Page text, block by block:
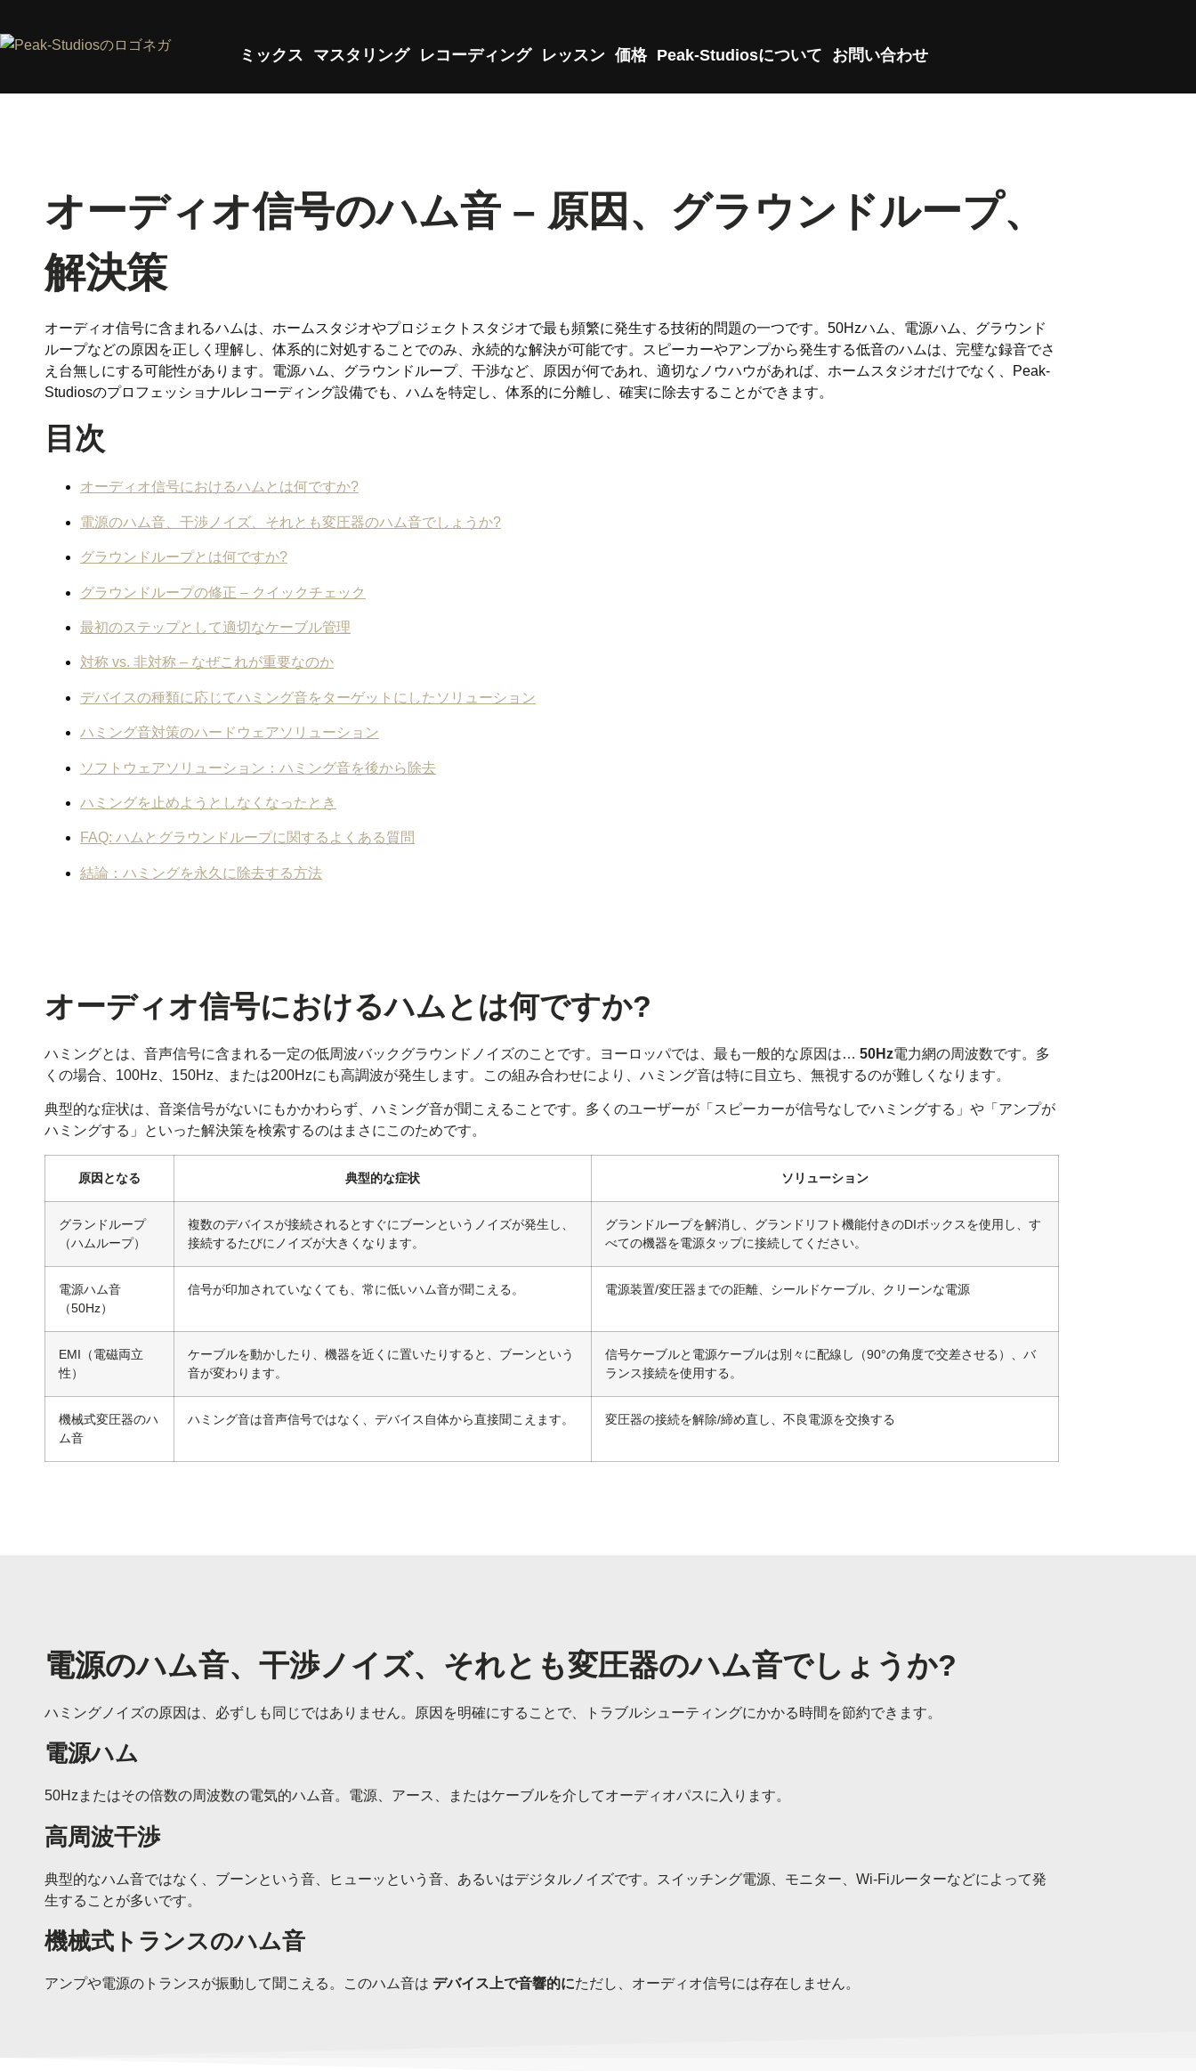
ミックス マスタリング レコーディング レッスン 価格 Peak-Studiosについて お問い合わせ
オーディオ信号のハム音 – 原因、グラウンドループ、
解決策
オーディオ信号に含まれるハムは、ホームスタジオやプロジェクトスタジオで最も頻繁に発生する技術的問題の一つです。50Hzハム、電源ハム、グラウンド
ループなどの原因を正しく理解し、体系的に対処することでのみ、永続的な解決が可能です。スピーカーやアンプから発生する低音のハムは、完璧な録音でさ
え台無しにする可能性があります。電源ハム、グラウンドループ、干渉など、原因が何であれ、適切なノウハウがあれば、ホームスタジオだけでなく、Peak-
Studiosのプロフェッショナルレコーディング設備でも、ハムを特定し、体系的に分離し、確実に除去することができます。
目次
オーディオ信号におけるハムとは何ですか?
電源のハム音、干渉ノイズ、それとも変圧器のハム音でしょうか?
グラウンドループとは何ですか?
グラウンドループの修正 – クイックチェック
最初のステップとして適切なケーブル管理
対称 vs. 非対称 – なぜこれが重要なのか
デバイスの種類に応じてハミング音をターゲットにしたソリューション
ハミング音対策のハードウェアソリューション
ソフトウェアソリューション：ハミング音を後から除去
ハミングを止めようとしなくなったとき
FAQ: ハムとグラウンドループに関するよくある質問
結論：ハミングを永久に除去する方法
オーディオ信号におけるハムとは何ですか?
ハミングとは、音声信号に含まれる一定の低周波バックグラウンドノイズのことです。ヨーロッパでは、最も一般的な原因は… 50Hz電力網の周波数です。多
くの場合、100Hz、150Hz、または200Hzにも高調波が発生します。この組み合わせにより、ハミング音は特に目立ち、無視するのが難しくなります。
典型的な症状は、音楽信号がないにもかかわらず、ハミング音が聞こえることです。多くのユーザーが「スピーカーが信号なしでハミングする」や「アンプが
ハミングする」といった解決策を検索するのはまさにこのためです。
原因となる 典型的な症状 ソリューション
グランドループ
（ハムループ）
複数のデバイスが接続されるとすぐにブーンというノイズが発生し、
接続するたびにノイズが大きくなります。
グランドループを解消し、グランドリフト機能付きのDIボックスを使用し、す
べての機器を電源タップに接続してください。
電源ハム音
（50Hz）
信号が印加されていなくても、常に低いハム音が聞こえる。 電源装置/変圧器までの距離、シールドケーブル、クリーンな電源
EMI（電磁両立
性）
ケーブルを動かしたり、機器を近くに置いたりすると、ブーンという
音が変わります。
信号ケーブルと電源ケーブルは別々に配線し（90°の角度で交差させる）、バ
ランス接続を使用する。
機械式変圧器のハ
ム音
ハミング音は音声信号ではなく、デバイス自体から直接聞こえます。 変圧器の接続を解除/締め直し、不良電源を交換する
電源のハム音、干渉ノイズ、それとも変圧器のハム音でしょうか?
ハミングノイズの原因は、必ずしも同じではありません。原因を明確にすることで、トラブルシューティングにかかる​​時間を節約できます。
電源ハム
50Hzまたはその倍数の周波数の電気的ハム音。電源、アース、またはケーブルを介してオーディオパスに入ります。
高周波干渉
典型的なハム音ではなく、ブーンという音、ヒューッという音、あるいはデジタルノイズです。スイッチング電源、モニター、Wi-Fiルーターなどによって発
生することが多いです。
機械式トランスのハム音
アンプや電源のトランスが振動して聞こえる。このハム音は デバイス上で音響的にただし、オーディオ信号には存在しません。